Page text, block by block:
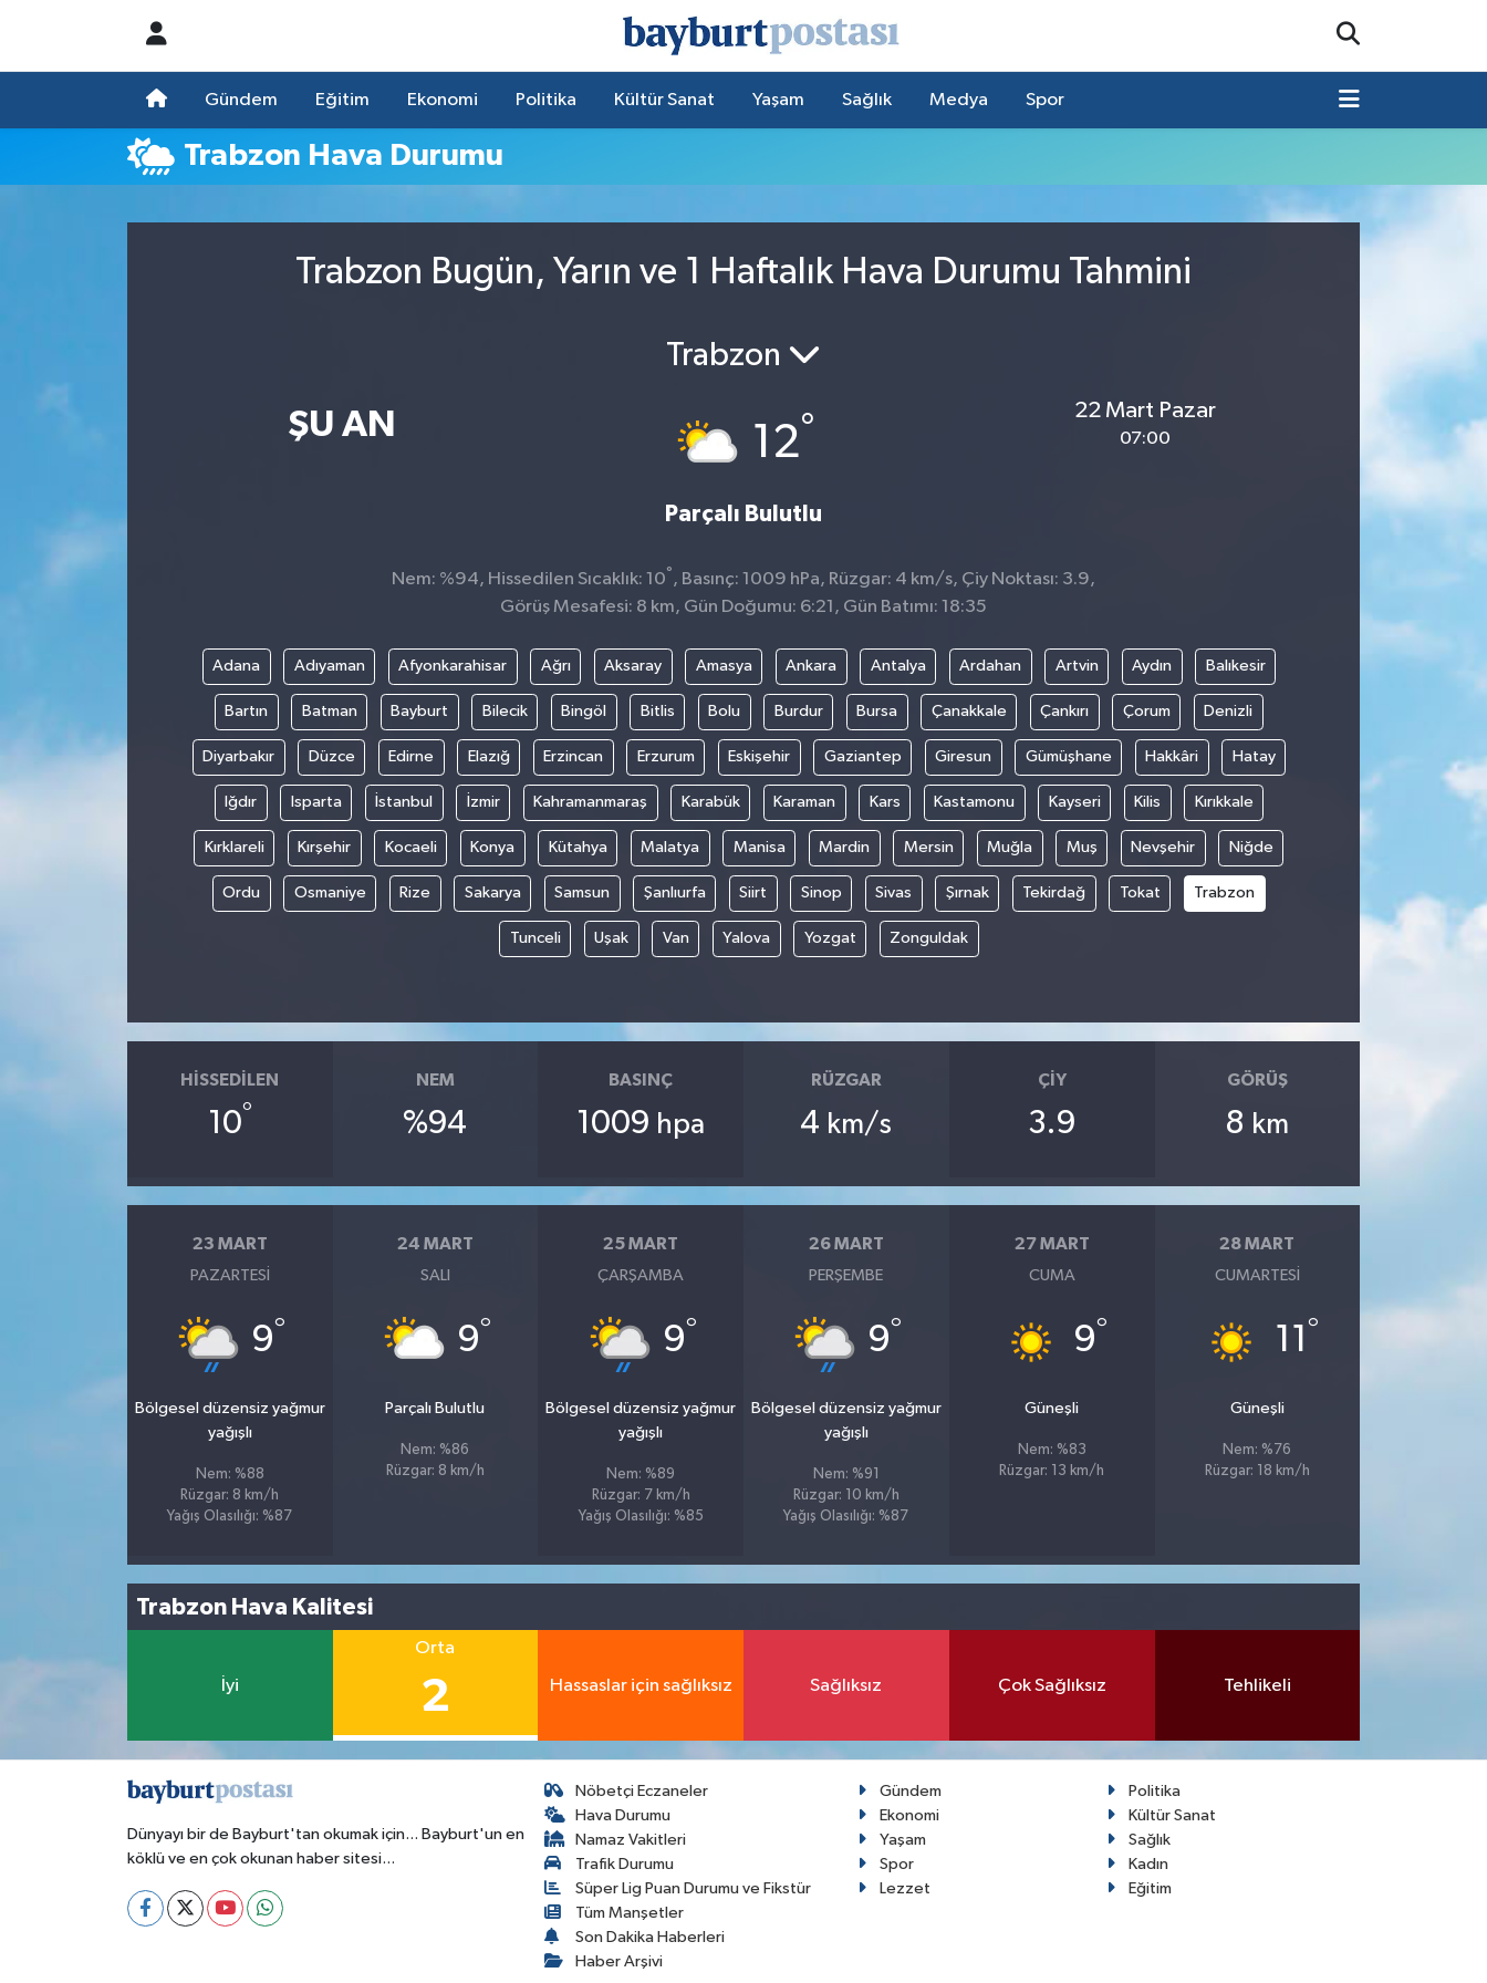
Gündem Eğitim Ekonomi Politika Kültür Sanat Yaşam Sağlık Medya Spor
Trabzon Hava Durumu
Trabzon Bugün, Yarın ve 1 Haftalık Hava Durumu Tahmini
ŞU AN
Trabzon
12°
Parçalı Bulutlu
22 Mart Pazar
07:00
Nem: %94, Hissedilen Sıcaklık: 10° , Basınç: 1009 hPa, Rüzgar: 4 km/s, Çiy Noktası: 3.9,
Görüş Mesafesi: 8 km, Gün Doğumu: 6:21, Gün Batımı: 18:35
Adana Adıyaman Afyonkarahisar Ağrı Aksaray Amasya Ankara Antalya Ardahan Artvin Aydın Balıkesir
Bartın Batman Bayburt Bilecik Bingöl Bitlis Bolu Burdur Bursa Çanakkale Çankırı Çorum Denizli
Diyarbakır Düzce Edirne Elazığ Erzincan Erzurum Eskişehir Gaziantep Giresun Gümüşhane Hakkâri Hatay
Iğdır Isparta İstanbul İzmir Kahramanmaraş Karabük Karaman Kars Kastamonu Kayseri Kilis Kırıkkale
Kırklareli Kırşehir Kocaeli Konya Kütahya Malatya Manisa Mardin Mersin Muğla Muş Nevşehir Niğde
Ordu Osmaniye Rize Sakarya Samsun Şanlıurfa Siirt Sinop Sivas Şırnak Tekirdağ Tokat Trabzon
Tunceli Uşak Van Yalova Yozgat Zonguldak
HISSEDILEN
10°
NEM
%94
BASINÇ
1009 hpa
RÜZGAR
4 km/s
ÇIY
3.9
GÖRÜŞ
8 km
23 MART
PAZARTESI
9°
Bölgesel düzensiz yağmur
yağışlı
Nem: %88
Rüzgar: 8 km/h
Yağış Olasılığı: %87
24 MART
SALI
9°
Parçalı Bulutlu
Nem: %86
Rüzgar: 8 km/h
25 MART
ÇARŞAMBA
9°
Bölgesel düzensiz yağmur
yağışlı
Nem: %89
Rüzgar: 7 km/h
Yağış Olasılığı: %85
26 MART
PERŞEMBE
9°
Bölgesel düzensiz yağmur
yağışlı
Nem: %91
Rüzgar: 10 km/h
Yağış Olasılığı: %87
27 MART
CUMA
9°
Güneşli
Nem: %83
Rüzgar: 13 km/h
28 MART
CUMARTESI
11 °
Güneşli
Nem: %76
Rüzgar: 18 km/h
Trabzon Hava Kalitesi
İyi
Orta
2 Hassaslar için sağlıksız Sağlıksız Çok Sağlıksız Tehlikeli
Dünyayı bir de Bayburt'tan okumak için... Bayburt'un en
köklü ve en çok okunan haber sitesi...
Nöbetçi Eczaneler
Hava Durumu
Namaz Vakitleri
Trafik Durumu
Süper Lig Puan Durumu ve Fikstür
Tüm Manşetler
Son Dakika Haberleri
Haber Arşivi
Gündem
Politika
Ekonomi
Kültür Sanat
Yaşam
Sağlık
Spor
Kadın
Lezzet
Eğitim
Hava Durumu